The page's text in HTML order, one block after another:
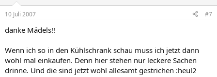
10 Juli 2007 #7
danke Mädels!!
Wenn ich so in den Kühlschrank schau muss ich jetzt dann
wohl mal einkaufen. Denn hier stehen nur leckere Sachen
drinne. Und die sind jetzt wohl allesamt gestrichen :heul2